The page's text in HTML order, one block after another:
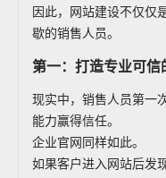
因此，网站建设不仅仅
歇的销售人员。
第一：打造专业可信
现实中，销售人员第一
能力赢得信任。
企业官网同样如此。
如果客户进入网站后发现